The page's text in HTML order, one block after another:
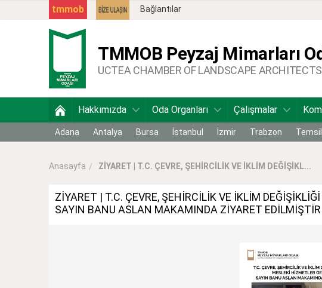
Bağlantılar
tmmob
TMMOB Peyzaj Mimarları
UCTEA CHAMBER OF LANDSCAPE ARCHITECTS
Hakkımızda Oda Organları Çalışmalar
Adana Antalya Bursa İstanbul İzmir Trabzon
Anasayfa ZİYARET | T.C. ÇEVRE, ŞEHİRCİLİK VE İKLİM DEĞİŞİKL...
ZİYARET | T.C. ÇEVRE, ŞEHİRCİLİK VE İKLİM
SAYIN BANU ASLAN MAKAMINDA ZİYARET EDİLMİŞTİR